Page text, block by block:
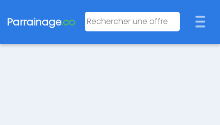
Parrainage.co